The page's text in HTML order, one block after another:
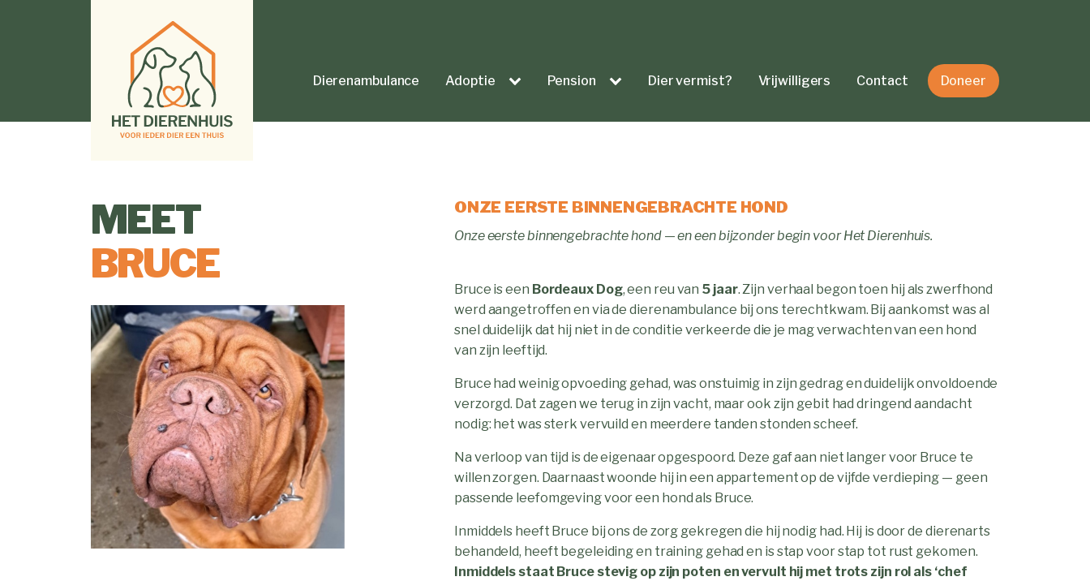
Dierenambulance Adoptie Pension Dier vermist? Vrijwilligers Contact Doneer
MEET
BRUCE
ONZE EERSTE BINNENGEBRACHTE HOND
Onze eerste binnengebrachte hond — en een bijzonder begin voor Het Dierenhuis.
Bruce is een Bordeaux Dog, een reu van 5 jaar. Zijn verhaal begon toen hij als zwerfhond
werd aangetroffen en via de dierenambulance bij ons terechtkwam. Bij aankomst was al
snel duidelijk dat hij niet in de conditie verkeerde die je mag verwachten van een hond
van zijn leeftijd.
Bruce had weinig opvoeding gehad, was onstuimig in zijn gedrag en duidelijk onvoldoende
verzorgd. Dat zagen we terug in zijn vacht, maar ook zijn gebit had dringend aandacht
nodig: het was sterk vervuild en meerdere tanden stonden scheef.
Na verloop van tijd is de eigenaar opgespoord. Deze gaf aan niet langer voor Bruce te
willen zorgen. Daarnaast woonde hij in een appartement op de vijfde verdieping — geen
passende leefomgeving voor een hond als Bruce.
Inmiddels heeft Bruce bij ons de zorg gekregen die hij nodig had. Hij is door de dierenarts
behandeld, heeft begeleiding en training gehad en is stap voor stap tot rust gekomen.
Inmiddels staat Bruce stevig op zijn poten en vervult hij met trots zijn rol als ‘chef